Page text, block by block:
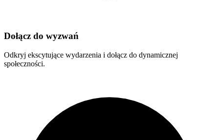
Dołącz do wyzwań
Odkryj ekscytujące wydarzenia i dołącz do dynamicznej
społeczności.